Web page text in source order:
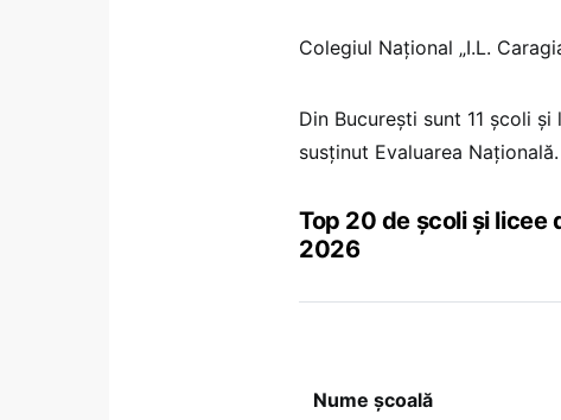
Colegiul Național „I.L.
Din București sunt 11 școli
susținut Evaluarea Națională.
Top 20 de școli și licee
2026
Nume școală